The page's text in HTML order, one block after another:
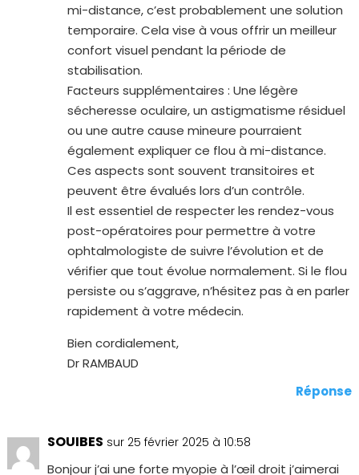
mi-distance, c’est probablement une solution
temporaire. Cela vise à vous offrir un meilleur
confort visuel pendant la période de
stabilisation.
Facteurs supplémentaires : Une légère
sécheresse oculaire, un astigmatisme résiduel
ou une autre cause mineure pourraient
également expliquer ce flou à mi-distance.
Ces aspects sont souvent transitoires et
peuvent être évalués lors d’un contrôle.
Il est essentiel de respecter les rendez-vous
post-opératoires pour permettre à votre
ophtalmologiste de suivre l’évolution et de
vérifier que tout évolue normalement. Si le flou
persiste ou s’aggrave, n’hésitez pas à en parler
rapidement à votre médecin.
Bien cordialement,
Dr RAMBAUD
Réponse
SOUIBES sur 25 février 2025 à 10:58
Bonjour j’ai une forte myopie à l’œil droit j’aimerai